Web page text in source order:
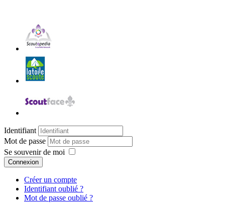
Identifiant
Mot de passe
Se souvenir de moi
Connexion
Créer un compte
Identifiant oublié ?
Mot de passe oublié ?